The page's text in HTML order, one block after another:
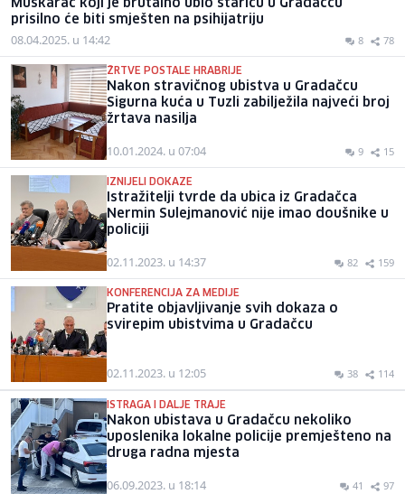
Muškarac koji je brutalno ubio staricu u Gradačcu
prisilno će biti smješten na psihijatriju
08.04.2025. u 14:42 8 78
ŽRTVE POSTALE HRABRIJE
Nakon stravičnog ubistva u Gradačcu
Sigurna kuća u Tuzli zabilježila najveći broj
žrtava nasilja
10.01.2024. u 07:04 9 15
IZNIJELI DOKAZE
Istražitelji tvrde da ubica iz Gradačca
Nermin Sulejmanović nije imao doušnike u
policiji
02.11.2023. u 14:37 82 159
KONFERENCIJA ZA MEDIJE
Pratite objavljivanje svih dokaza o
svirepim ubistvima u Gradačcu
02.11.2023. u 12:05 38 114
ISTRAGA I DALJE TRAJE
Nakon ubistava u Gradačcu nekoliko
uposlenika lokalne policije premješteno na
druga radna mjesta
06.09.2023. u 18:14 41 97